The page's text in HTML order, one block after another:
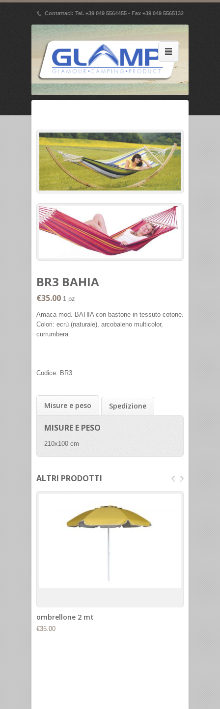
p Contattaci: Tel. +39 049 5564455 - Fax +39 049 5565132
BR3 BAHIA
€35.00 1 pz
Amaca mod. BAHIA con bastone in tessuto cotone.
Colori: ecrù (naturale), arcobaleno multicolor,
currumbera.
Codice: BR3
Misure e peso Spedizione
MISURE E PESO
210x100 cm
ALTRI PRODOTTI
ombrellone 2 mt
€35.00